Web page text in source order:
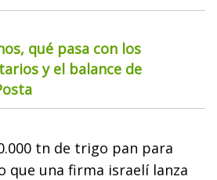
qué pasa con los
y el balance de
tn de trigo pan para
que una firma israelí lanza